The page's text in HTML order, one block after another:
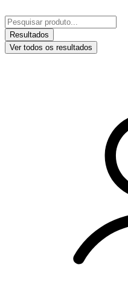
para
o
conteúdo
Pesquisar
...Resultados
Ver todos os resultados